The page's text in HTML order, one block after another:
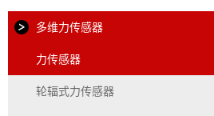
多维力传感器
力传感器
轮辐式力传感器